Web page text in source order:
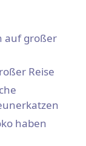
auf großer
Reise
haben